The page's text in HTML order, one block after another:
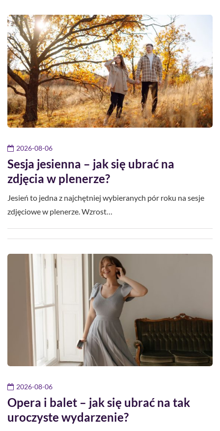
2026-08-06
Sesja jesienna – jak się ubrać na
zdjęcia w plenerze?
Jesień to jedna z najchętniej wybieranych pór roku na sesje
zdjęciowe w plenerze. Wzrost…
2026-08-06
Opera i balet – jak się ubrać na tak
uroczyste wydarzenie?